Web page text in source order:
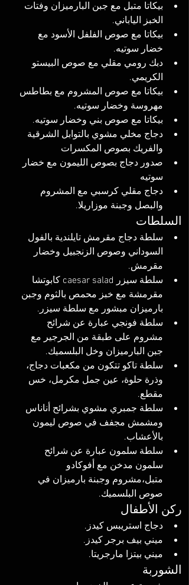
بيكاتا متبل مع جبن البارميزان وفتات
الخبز الياباني.
بيكاتا مع صوص الفلفل الأسود مع
خضار سوتيه.
دبك رومي مقلي مع صوص البيستو
الكريمي.
بيكاتا مع صوص المشروم مع بطاطس
مهروسة وخضار سوتيه.
بيكاتا مع صوص بني وخضار سوتيه.
دجاج مخلي مشوي بالتوابل الشرقية
والفريك بصوص المكسرات
صدور دجاج بصوص الليمون مع خضار
سوتيه
دجاج مقلي كرسبي مع المشروم
والبصل وجبنة موزاريلا.
السلطات
سلطة دجاج مقرمش تايلندية بالفول
السوداني وصوص الزنجبيل وخضار
مقرمش.
سلطة سيزر caesar salad كابوتشا
مقرمشة مع خبز محمص بالثوم وجبن
بارميزان مبشور مع سلطة سيزر.
سلطة فونجي عبارة عن شرائح
مشروم على طبقة من الجرجير مع
جبن البارميزان وخل البلسميك.
سلطة تاكو تتكون من مكعبات دجاج،
وذرة حلوة، عين جمل مكرمل، خس
مقطع.
سلطة جمبري مشوي بشرائح أناناس
ومشمش مجفف في صوص ليمون
بالأعشاب.
سلطة سلمون عبارة عن شرائح
سلمون مدخن مع أفوكادو
متبل،مشروم وجبنة بارميزان في
صوص البلسميك.
ركن الأطفال
دجاج استريبس كيدز.
ميني بيف برجر كيدز.
ميني بيتزا مارجريتا.
الشوربة